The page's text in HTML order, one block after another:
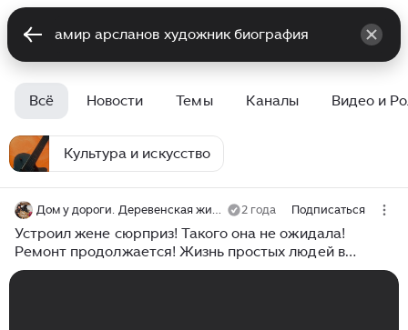
Всё Новости Темы Каналы Видео и
Культура и искусство
Дом у дороги. Деревенская жизнь 2 года Подписаться
Устроил жене сюрприз! Такого она не ожидала!
Ремонт продолжается! Жизнь простых людей в
деревне!